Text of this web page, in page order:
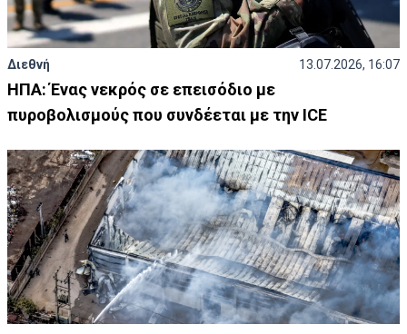
Διεθνή 13.07.2026, 16:07
ΗΠΑ: Ένας νεκρός σε επεισόδιο με
πυροβολισμούς που συνδέεται με την ICE